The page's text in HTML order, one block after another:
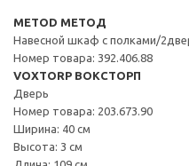
METOD МЕТОД
Навесной шкаф с полками/
Номер товара: 392.406.88
VOXTORP ВОКСТОРП
Дверь
Номер товара: 203.673.90
Ширина: 40 см
Высота: 3 см